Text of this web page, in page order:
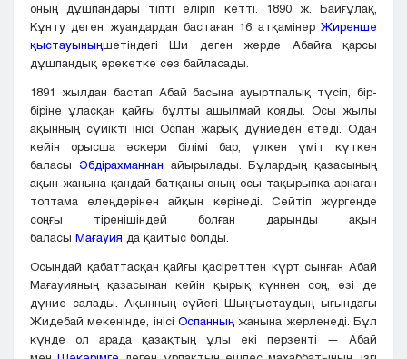
оның дұшпандары тіпті еліріп кетті. 1890 ж. Байғұлақ,
Кұнту деген жуандардан бастаған 16 атқамінер Жиренше
қыстауыныңшетіндегі Ши деген жерде Абайға қарсы
дұшпандық әрекетке сөз байласады.
1891 жылдан бастап Абай басына ауыртпалық түсіп, бір-
біріне ұласқан қайғы бұлты ашылмай қояды. Осы жылы
ақынның сүйікті інісі Оспан жарық дүниеден өтеді. Одан
кейін орысша әскери білімі бар, үлкен үміт күткен
баласы Әбдірахманнан айырылады. Бұлардың қазасының
ақын жанына қандай батқаны оның осы тақырыпқа арнаған
топтама өлеңдерінен айқын көрінеді. Сөйтіп жүргенде
соңғы тіренішіндей болған дарынды ақын
баласы Мағауия да қайтыс болды.
Осындай қабаттасқан қайғы қасіреттен күрт сынған Абай
Мағауияның қазасынан кейін қырық күннен соң, өзі де
дүние салады. Ақынның сүйегі Шыңғыстаудың ығындағы
Жидебай мекенінде, інісі Оспанның жанына жерленеді. Бұл
күнде ол арада қазақтың ұлы екі перзенті — Абай